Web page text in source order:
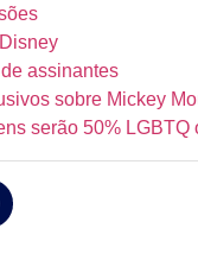
assinantes
sobre Mickey
serão 50% LGBTQ